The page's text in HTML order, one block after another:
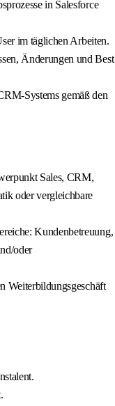
in Salesforce
im täglichen Arbeiten.
Änderungen und Best
Systems gemäß den
Sales, CRM,
oder vergleichbare
Kundenbetreuung,
oder
Weiterbildungsgeschäft